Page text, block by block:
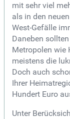
mit sehr viel
als in den
West-Gefälle
Daneben
Metropolen wie
meistens die
Doch auch
Ihrer
Hundert Euro
Unter